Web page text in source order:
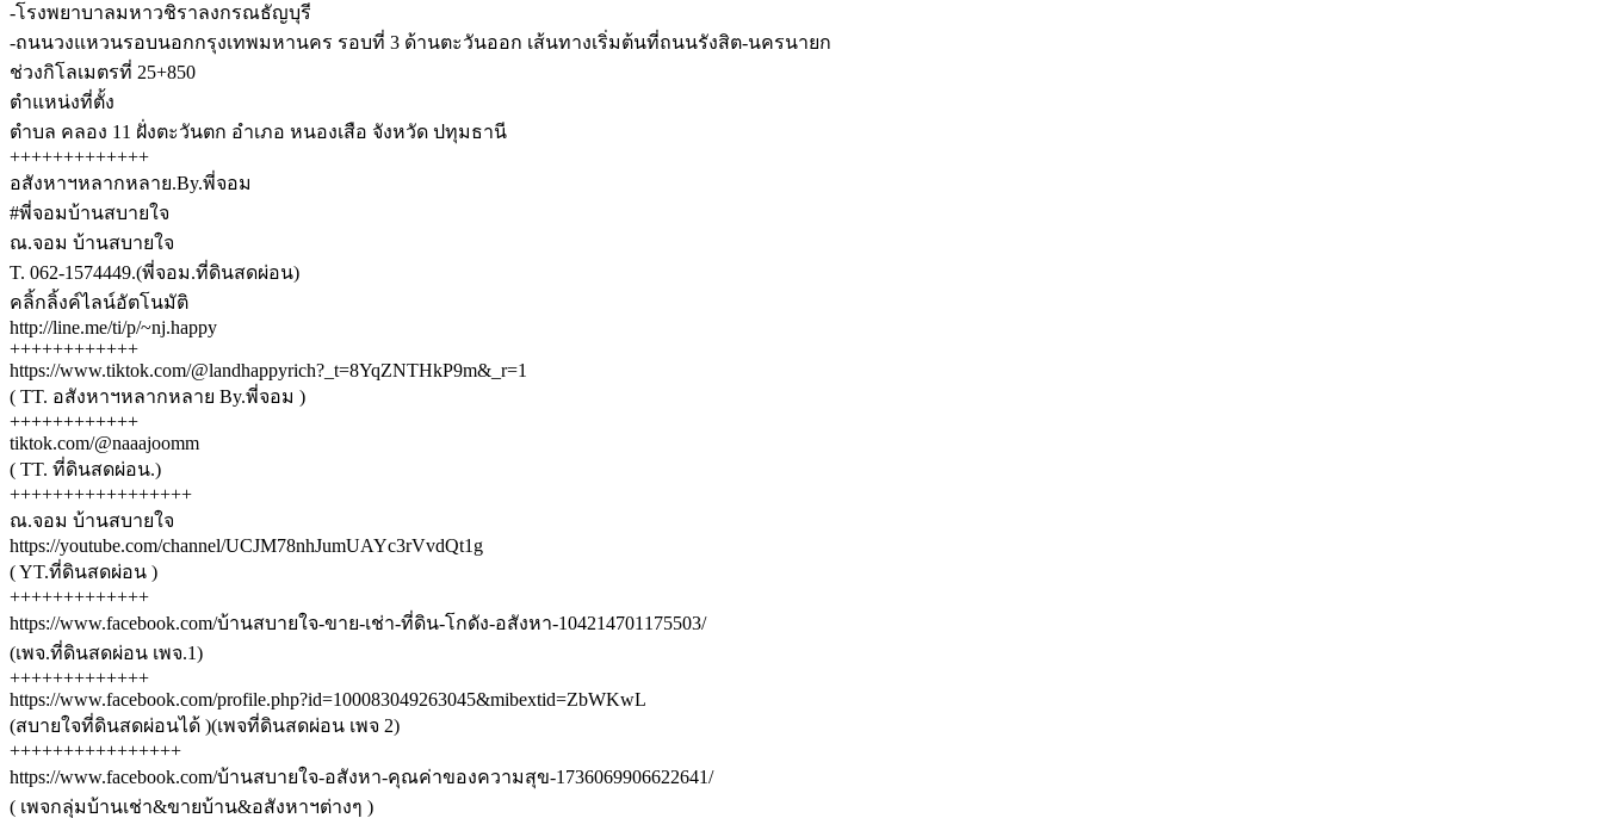
-โรงพยาบาลมหาวชิราลงกรณธัญบุรี
-ถนนวงแหวนรอบนอกกรุงเทพมหานคร รอบที่ 3 ด้านตะวันออก เส้นทางเริ่มต้นที่ถนนรังสิต-นครนายก
ช่วงกิโลเมตรที่ 25+850
ตำแหน่งที่ตั้ง
ตำบล คลอง 11 ฝั่งตะวันตก อำเภอ หนองเสือ จังหวัด ปทุมธานี
+++++++++++++
อสังหาฯหลากหลาย.By.พี่จอม
#พี่จอมบ้านสบายใจ
ณ.จอม บ้านสบายใจ
T. 062-1574449.(พี่จอม.ที่ดินสดผ่อน)
คลิ้กลิ้งค์ไลน์อัตโนมัติ
http://line.me/ti/p/~nj.happy
++++++++++++
https://www.tiktok.com/@landhappyrich?_t=8YqZNTHkP9m&_r=1
( TT. อสังหาฯหลากหลาย By.พี่จอม )
++++++++++++
tiktok.com/@naaajoomm
( TT. ที่ดินสดผ่อน.)
+++++++++++++++++
ณ.จอม บ้านสบายใจ
https://youtube.com/channel/UCJM78nhJumUAYc3rVvdQt1g
( YT.ที่ดินสดผ่อน )
+++++++++++++
https://www.facebook.com/บ้านสบายใจ-ขาย-เช่า-ที่ดิน-โกดัง-อสังหา-104214701175503/
(เพจ.ที่ดินสดผ่อน เพจ.1)
+++++++++++++
https://www.facebook.com/profile.php?id=100083049263045&mibextid=ZbWKwL
(สบายใจที่ดินสดผ่อนได้ )(เพจที่ดินสดผ่อน เพจ 2)
++++++++++++++++
https://www.facebook.com/บ้านสบายใจ-อสังหา-คุณค่าของความสุข-1736069906622641/
( เพจกลุ่มบ้านเช่า&ขายบ้าน&อสังหาฯต่างๆ )